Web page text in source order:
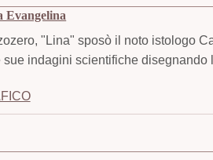
Evangelina
"Lina" sposò il noto istologo
indagini scientifiche